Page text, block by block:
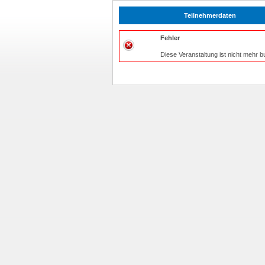
Teilnehmerdaten
Fehler
Diese Veranstaltung ist nicht mehr